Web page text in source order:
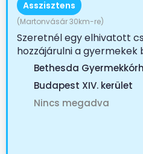
Asszisztens
(Martonvásár 30km-re)
Szeretnél egy elhivatott
hozzájárulni a
ellátásához? A...
Bethesda
Budapest XIV. kerület
Nincs megadva